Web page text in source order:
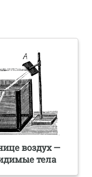
воздух —
тела